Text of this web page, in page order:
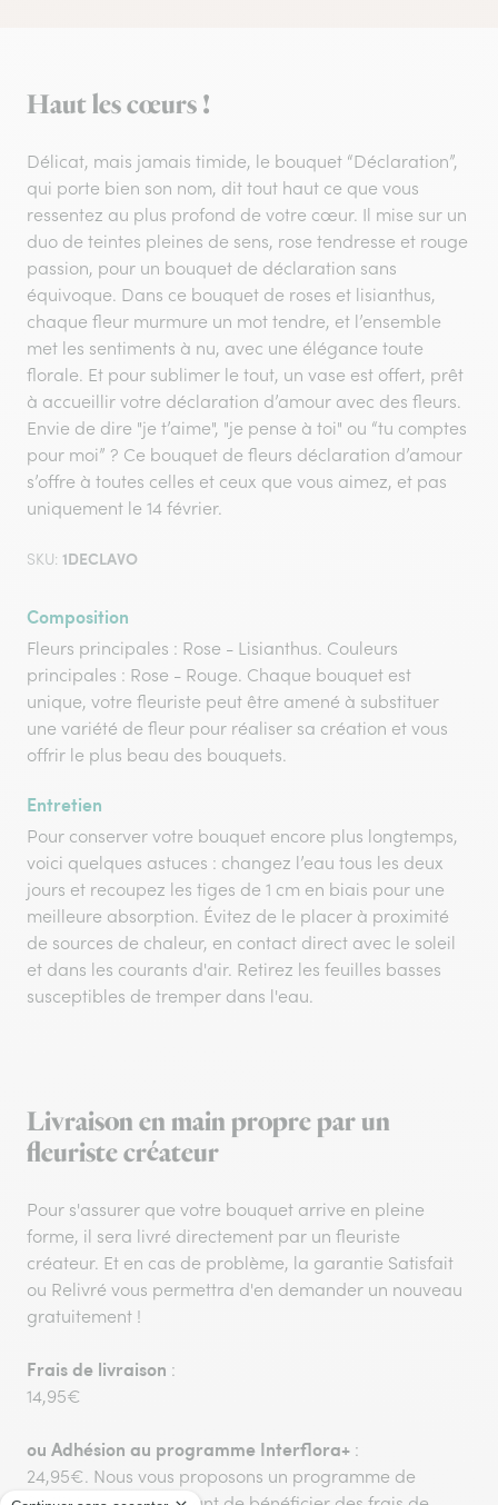
Haut les cœurs !
Délicat, mais jamais timide, le bouquet “Déclaration”,
qui porte bien son nom, dit tout haut ce que vous
ressentez au plus profond de votre cœur. Il mise sur un
duo de teintes pleines de sens, rose tendresse et rouge
passion, pour un bouquet de déclaration sans
équivoque. Dans ce bouquet de roses et lisianthus,
chaque fleur murmure un mot tendre, et l’ensemble
met les sentiments à nu, avec une élégance toute
florale. Et pour sublimer le tout, un vase est offert, prêt
à accueillir votre déclaration d’amour avec des fleurs.
Envie de dire "je t’aime", "je pense à toi" ou “tu comptes
pour moi” ? Ce bouquet de fleurs déclaration d’amour
s’offre à toutes celles et ceux que vous aimez, et pas
uniquement le 14 février.
SKU: 1DECLAVO
Composition
Fleurs principales : Rose - Lisianthus. Couleurs
principales : Rose - Rouge. Chaque bouquet est
unique, votre fleuriste peut être amené à substituer
une variété de fleur pour réaliser sa création et vous
offrir le plus beau des bouquets.
Entretien
Pour conserver votre bouquet encore plus longtemps,
voici quelques astuces : changez l’eau tous les deux
jours et recoupez les tiges de 1 cm en biais pour une
meilleure absorption. Évitez de le placer à proximité
de sources de chaleur, en contact direct avec le soleil
et dans les courants d'air. Retirez les feuilles basses
susceptibles de tremper dans l'eau.
Livraison en main propre par un
fleuriste créateur
Pour s'assurer que votre bouquet arrive en pleine
forme, il sera livré directement par un fleuriste
créateur. Et en cas de problème, la garantie Satisfait
ou Relivré vous permettra d'en demander un nouveau
gratuitement !
Frais de livraison :
14,95€
ou Adhésion au programme Interflora+ :
24,95€. Nous vous proposons un programme de